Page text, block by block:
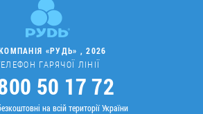
«РУДЬ» , 2026
ГАРЯЧОЇ ЛІНІЇ
50 17 72
на всій території України